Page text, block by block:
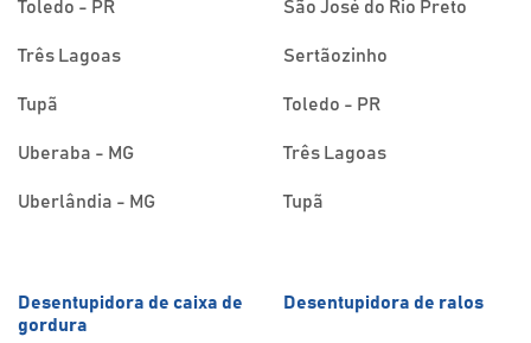
Toledo - PR
Três Lagoas
Tupã
Uberaba - MG
Uberlândia - MG
São José do Rio Preto
Sertãozinho
Toledo - PR
Três Lagoas
Tupã
Desentupidora de caixa de
gordura
Desentupidora de ralos